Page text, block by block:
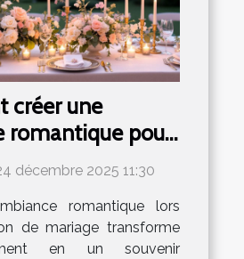
créer une
romantique pour
de mariage
décembre 2025 11:30
romantique lors
de mariage transforme
en un souvenir